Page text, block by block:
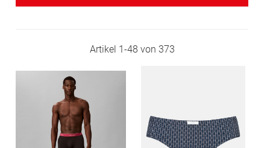
Artikel 1-48 von 373